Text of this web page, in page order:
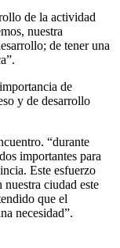
de la actividad
nuestra
de tener una
de
y de desarrollo
“durante
importantes para
Este esfuerzo
ciudad este
que el
necesidad”.